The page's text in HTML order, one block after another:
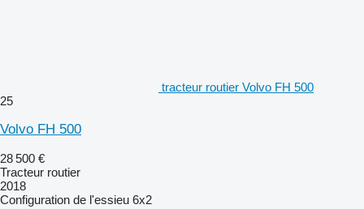
tracteur routier Volvo FH 500
25
Volvo FH 500
28 500 €
Tracteur routier
2018
Configuration de l'essieu 6x2